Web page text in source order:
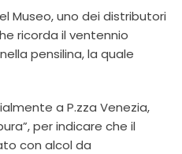
Museo, uno dei distributori
ricorda il ventennio
pensilina, la quale
a P.zza Venezia,
per indicare che il
con alcol da